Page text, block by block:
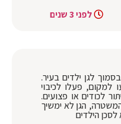
לפני 3 שנים
לגן ילדים בעיר.
למקום, פעלו לכיבוי
לכודים או פצועים.
הגן לא ימשיך
לסכן הילדים